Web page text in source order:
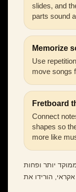
slides, and
parts sound
Memorize
Use
move songs
Fretboard
Connect
shapes so
more like
יותר ופחות